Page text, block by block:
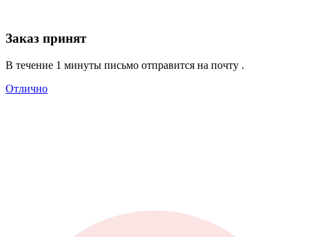
Заказ принят
В течение 1 минуты письмо отправится на почту .
Отлично